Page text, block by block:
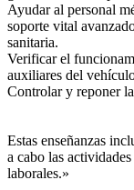
Ayudar al personal
soporte vital
sanitaria.
Verificar el
auxiliares del
Controlar y reponer
Estas enseñanzas
a cabo las
laborales.»